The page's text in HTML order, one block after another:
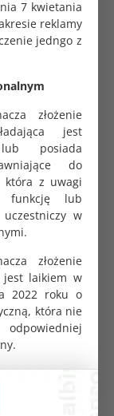
7 kwietania
reklamy
jedngo z
złożenie
jest
posiada
do
która z uwagi
funkcję lub
uczestniczy w
złożenie
jest laikiem w
2022 roku o
która nie
na papierze
format